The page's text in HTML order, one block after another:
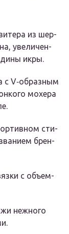
из шер­
уве­ли­чен­
икры.
с V‑образным
мохе­ра
сти­
брен­
с объ­ем­
неж­но­го